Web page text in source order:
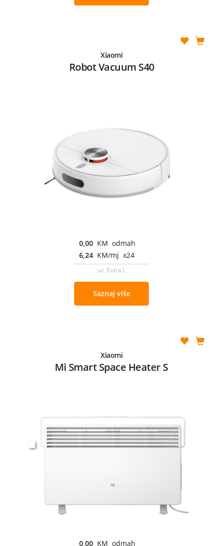
Xiaomi
Robot Vacuum S40
0,00 KM odmah
6,24 KM/mj x24
uz Extra L
Saznaj više
Xiaomi
Mi Smart Space Heater S
0,00 KM odmah